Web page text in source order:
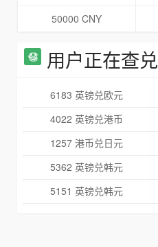
50000 CNY
用户正在查兑
6183 英镑兑欧元
4022 英镑兑港币
1257 港币兑日元
5362 英镑兑韩元
5151 英镑兑韩元